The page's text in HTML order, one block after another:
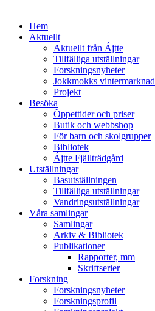
Hem
Aktuellt
Aktuellt från Ájtte
Tillfälliga utställningar
Forskningsnyheter
Jokkmokks vintermarknad
Projekt
Besöka
Öppettider och priser
Butik och webbshop
För barn och skolgrupper
Bibliotek
Ájtte Fjällträdgård
Utställningar
Basutställningen
Tillfälliga utställningar
Vandringsutställningar
Våra samlingar
Samlingar
Arkiv & Bibliotek
Publikationer
Rapporter, mm
Skriftserier
Forskning
Forskningsnyheter
Forskningsprofil